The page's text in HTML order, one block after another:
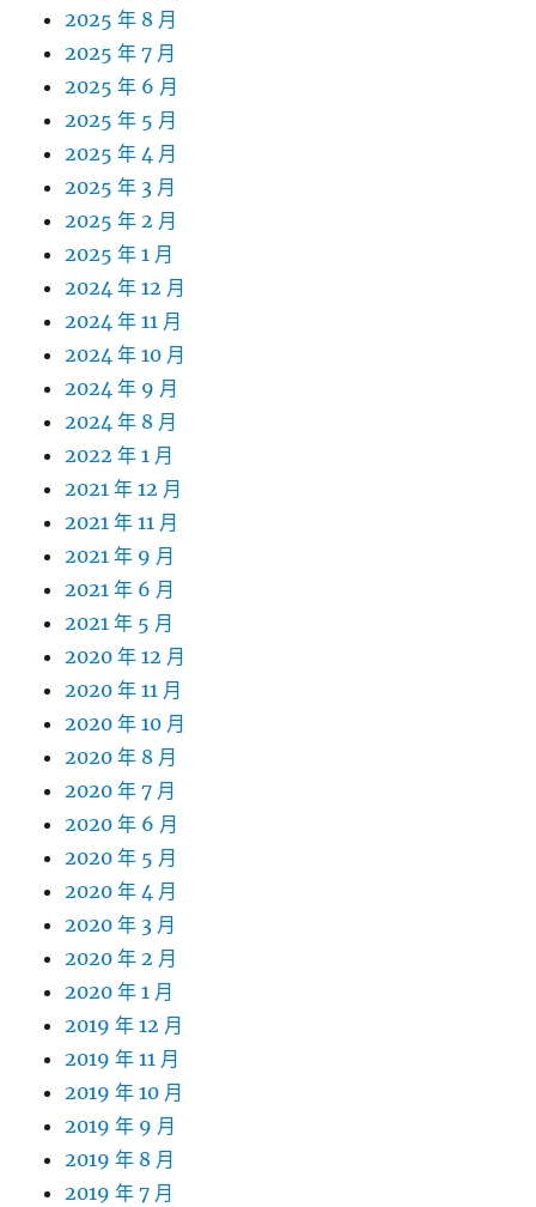
2025 年 8 月
2025 年 7 月
2025 年 6 月
2025 年 5 月
2025 年 4 月
2025 年 3 月
2025 年 2 月
2025 年 1 月
2024 年 12 月
2024 年 11 月
2024 年 10 月
2024 年 9 月
2024 年 8 月
2022 年 1 月
2021 年 12 月
2021 年 11 月
2021 年 9 月
2021 年 6 月
2021 年 5 月
2020 年 12 月
2020 年 11 月
2020 年 10 月
2020 年 8 月
2020 年 7 月
2020 年 6 月
2020 年 5 月
2020 年 4 月
2020 年 3 月
2020 年 2 月
2020 年 1 月
2019 年 12 月
2019 年 11 月
2019 年 10 月
2019 年 9 月
2019 年 8 月
2019 年 7 月